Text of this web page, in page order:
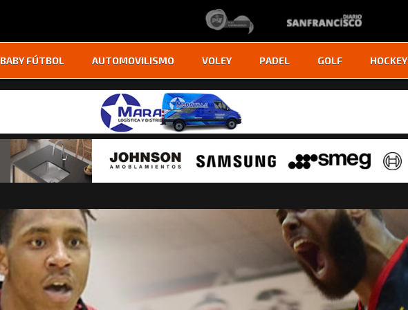
BABY FÚTBOL AUTOMOVILISMO VOLEY PADEL GOLF HOCKEY